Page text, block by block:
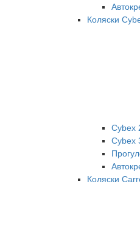
Коляски
Cybex
Cybex
Коляски